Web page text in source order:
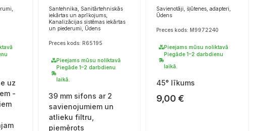
uz
-
Santehnika, Sanitārtehniskās
iekārtas un aprīkojums,
Kanalizācijas sistēmas iekārtas
un piederumi, Ūdens
Preces kods: R65195
Pieejams mūsu noliktavā
Piegāde 1–2 darbdienu
laikā.
39 mm sifons ar 2
savienojumiem un
atlieku filtru,
piemērots
Savienotāji, šļūtenes, adapteri,
Ūdens
Preces kods: M9972240
Pieejams mūsu noliktavā
Piegāde 1–2 darbdienu
laikā.
45° līkums
9,00€